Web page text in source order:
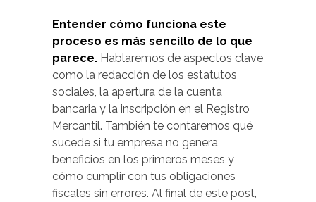
Entender cómo funciona este
proceso es más sencillo de lo que
parece. Hablaremos de aspectos clave
como la redacción de los estatutos
sociales, la apertura de la cuenta
bancaria y la inscripción en el Registro
Mercantil. También te contaremos qué
sucede si tu empresa no genera
beneficios en los primeros meses y
cómo cumplir con tus obligaciones
fiscales sin errores. Al final de este post,